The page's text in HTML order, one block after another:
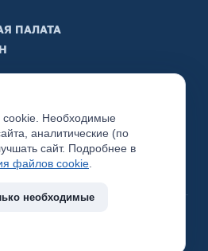
ПАЛАТА
район, официальный сайт
Необходимые
аналитические (по
сайт. Подробнее в
файлов cookie
необходимые